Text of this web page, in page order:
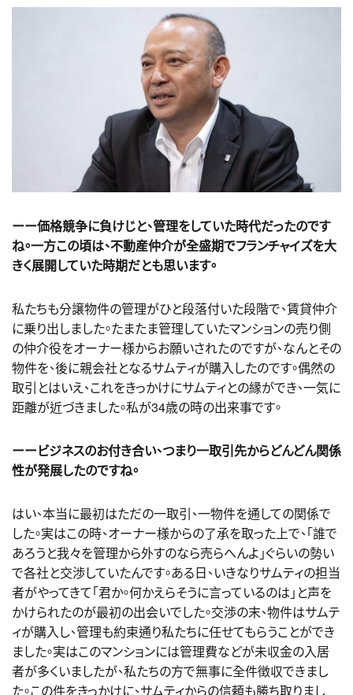
ーー価格競争に負けじと、管理をしていた時代だったのです
ね。一方この頃は、不動産仲介が全盛期でフランチャイズを大
きく展開していた時期だとも思います。
私たちも分譲物件の管理がひと段落付いた段階で、賃貸仲介
に乗り出しました。たまたま管理していたマンションの売り側
の仲介役をオーナー様からお願いされたのですが、なんとその
物件を、後に親会社となるサムティが購入したのです。偶然の
取引とはいえ、これをきっかけにサムティとの縁ができ、一気に
距離が近づきました。私が34歳の時の出来事です。
ーービジネスのお付き合い、つまり一取引先からどんどん関係
性が発展したのですね。
はい、本当に最初はただの一取引、一物件を通しての関係で
した。実はこの時、オーナー様からの了承を取った上で、「誰で
あろうと我々を管理から外すのなら売らへんよ」ぐらいの勢い
で各社と交渉していたんです。ある日、いきなりサムティの担当
者がやってきて「君か。何かえらそうに言っているのは」と声を
かけられたのが最初の出会いでした。交渉の末、物件はサムテ
ィが購入し、管理も約束通り私たちに任せてもらうことができ
ました。実はこのマンションには管理費などが未収金の入居
者が多くいましたが、私たちの方で無事に全件徴収できまし
た。この件をきっかけに、サムティからの信頼も勝ち取りまし